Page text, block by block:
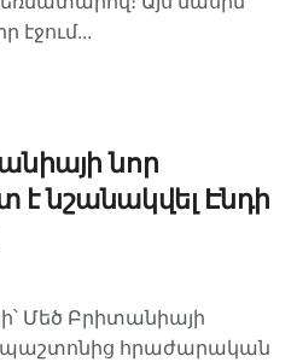
էջում...
նոր
նշանակվել Էնդի
Մեծ Բրիտանիայի
հրաժարական